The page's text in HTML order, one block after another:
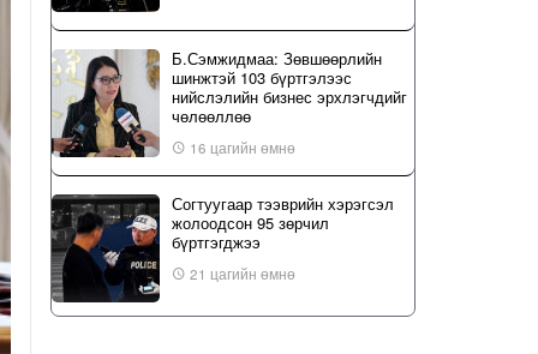
Б.Сэмжидмаа: Зөвшөөрлийн
шинжтэй 103 бүртгэлээс
нийслэлийн бизнес эрхлэгчдийг
чөлөөллөө
16 цагийн өмнө
Согтуугаар тээврийн хэрэгсэл
жолоодсон 95 зөрчил
бүртгэгджээ
21 цагийн өмнө